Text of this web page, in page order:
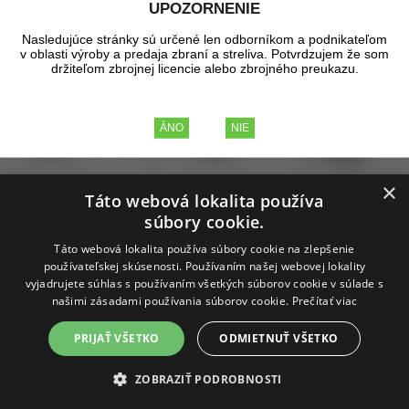
Puzdro T4E pre HDR 68 opaskové
UPOZORNENIE
Nasledujúce stránky sú určené len odborníkom a podnikateľom
v oblasti výroby a predaja zbraní a streliva. Potvrdzujem že som
držiteľom zbrojnej licencie alebo zbrojného preukazu.
×
Táto webová lokalita používa
súbory cookie.
Táto webová lokalita používa súbory cookie na zlepšenie
používateľskej skúsenosti. Používaním našej webovej lokality
vyjadrujete súhlas s používaním všetkých súborov cookie v súlade s
našimi zásadami používania súborov cookie. Prečítať viac
PRIJAŤ VŠETKO ODMIETNUŤ VŠETKO
ZOBRAZIŤ PODROBNOSTI